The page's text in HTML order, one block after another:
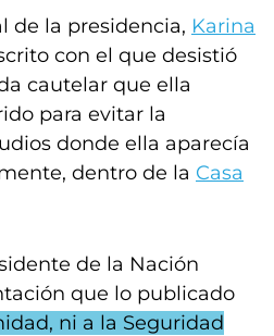
de la presidencia, Karina
con el que desistió
cautelar que ella
para evitar la
donde ella aparecía
dentro de la Casa
de la Nación
que lo publicado
ni a la Seguridad